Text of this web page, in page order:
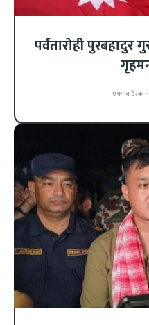
पर्वतारोही पुरबहादुर
एकपत्र डेस्क -